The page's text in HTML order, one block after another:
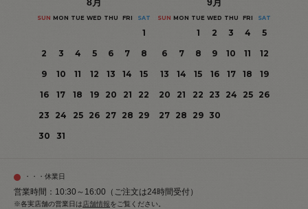
8月
SUN MON TUE WED THU FRI SAT
1
2
3 4 5 6 7
8
9
10 11 12 13 14
15
16
17 18 19 20 21
22
23
24 25 26 27 28 29
30
31
9月
SUN MON TUE WED THU FRI SAT
1 2 3 4
5
6
7 8 9 10 11
12
13
14 15 16 17 18
19
20
21 22 23 24 25
26
27 28 29 30
・・・休業日
営業時間：10:30～16:00（ご注文は24時間受付）
※各実店舗の営業日は店舗情報をご覧ください。